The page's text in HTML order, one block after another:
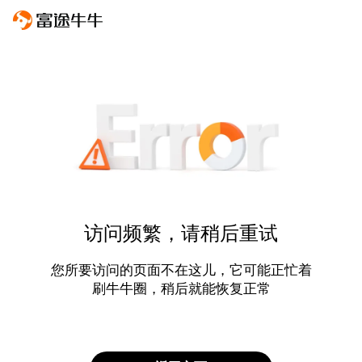
访问频繁，请稍后重试
您所要访问的页面不在这儿，它可能正忙着
刷牛牛圈，稍后就能恢复正常